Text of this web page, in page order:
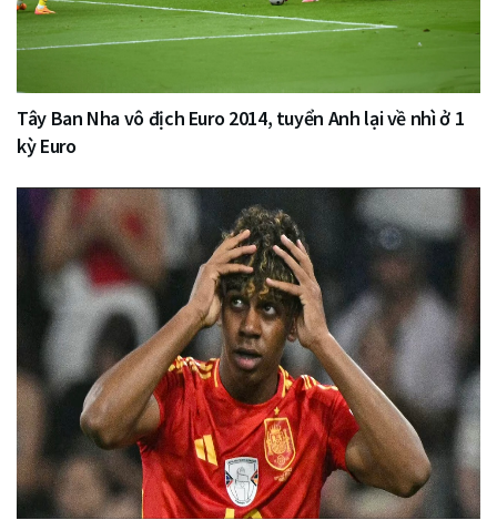
Tây Ban Nha vô địch Euro 2014, tuyển Anh lại về nhì ở 1
kỳ Euro